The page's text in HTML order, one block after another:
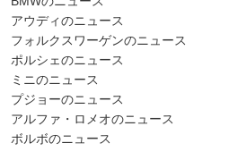
アウディのニュース
フォルクスワーゲンのニュース
ポルシェのニュース
ミニのニュース
プジョーのニュース
アルファ・ロメオのニュース
ボルボのニュース